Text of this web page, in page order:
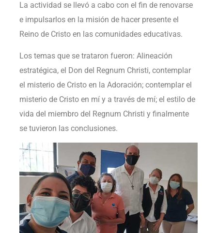
La actividad se llevó a cabo con el fin de renovarse
e impulsarlos en la misión de hacer presente el
Reino de Cristo en las comunidades educativas.
Los temas que se trataron fueron: Alineación
estratégica, el Don del Regnum Christi, contemplar
el misterio de Cristo en la Adoración; contemplar el
misterio de Cristo en mí y a través de mí; el estilo de
vida del miembro del Regnum Christi y finalmente
se tuvieron las conclusiones.